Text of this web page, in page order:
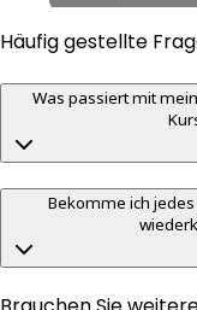
Häufig gestellte
Was passiert mit
Bekomme ich